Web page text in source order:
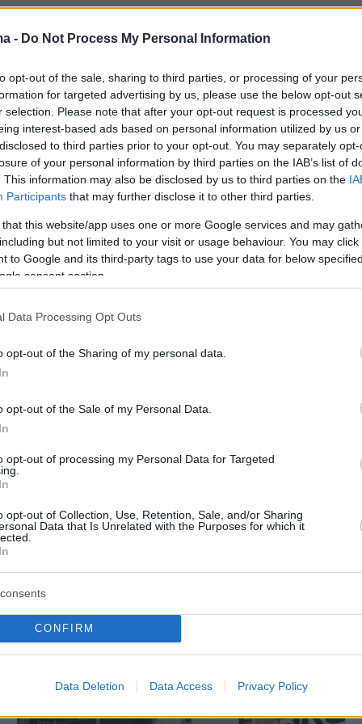
- Do Not Process My Personal Information
opt-out of the sale, sharing to third parties, or processing of your
for targeted advertising by us, please use the below opt-out
selection. Please note that after your opt-out request is processed
interest-based ads based on personal information utilized by us
to third parties prior to your opt-out. You may separately
of your personal information by third parties on the IAB’s list of
This information may also be disclosed by us to third parties on the
Participants that may further disclose it to other third parties.
that this website/app uses one or more Google services and may
but not limited to your visit or usage behaviour. You may
to Google and its third-party tags to use your data for below
consent section.
Data Processing Opt Outs
opt-out of the Sharing of my personal data.
opt-out of the Sale of my Personal Data.
opt-out of processing my Personal Data for Targeted
opt-out of Collection, Use, Retention, Sale, and/or Sharing
Data that Is Unrelated with the Purposes for which it
CONFIRM
Data Deletion Data Access Privacy Policy
Ειδήσεις Δημοφιλή
Βουτιές στις
του
οδηγός
στο τιμόνι
εξαφανίζεται στη
Πώς η Blanc de
θερμοκρασία
στην εξοχή: Γιατί
ο σκύλος στις
διεθνή
πεζοδρομίου
και χρήματα
Με το «σταγονόμετρο» η διέλευση
πλοίων από το Στενό του Ορμούζ,
μόλις 33 σε τέσσερις ημέρες
Live η κίνηση στους δρόμους:
από το λιμάνι του Πειραιά, πού
υπάρχουν καθυστερήσεις
πριν 16 λεπτά
Τα φρούτα που επιλέγουν 4
φωτογραφίες από το ταξίδι της με
Τζει Ντι Βανς κατά πάντων: Από το
τα… μπουρίτο
ΕΙΔΗΣΕΙΣ